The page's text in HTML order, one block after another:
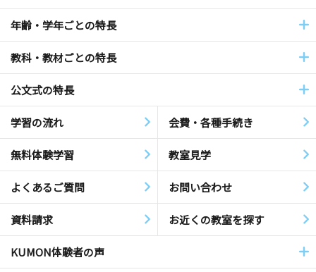
年齢・学年ごとの特長
教科・教材ごとの特長
公文式の特長
学習の流れ 会費・各種手続き
無料体験学習 教室見学
よくあるご質問 お問い合わせ
資料請求 お近くの教室を探す
KUMON体験者の声